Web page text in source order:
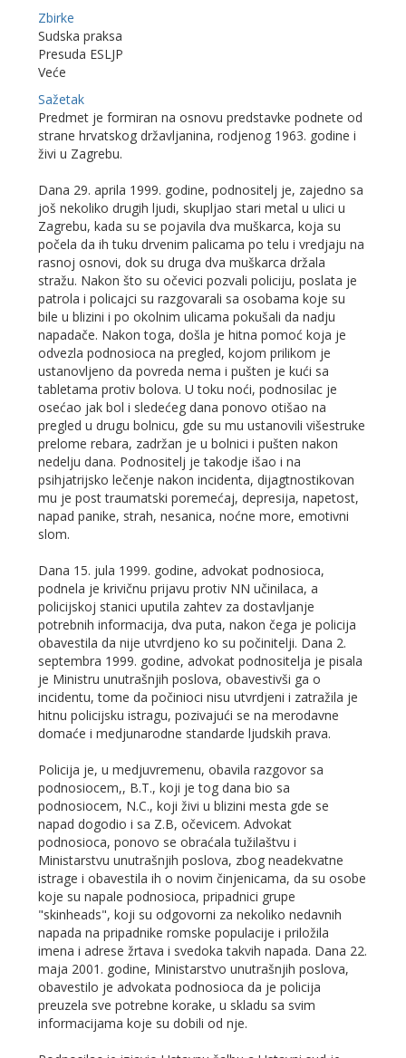
Zbirke
Sudska praksa
Presuda ESLJP
Veće
Sažetak
Predmet je formiran na osnovu predstavke podnete od
strane hrvatskog državljanina, rodjenog 1963. godine i
živi u Zagrebu.
Dana 29. aprila 1999. godine, podnositelj je, zajedno sa
još nekoliko drugih ljudi, skupljao stari metal u ulici u
Zagrebu, kada su se pojavila dva muškarca, koja su
počela da ih tuku drvenim palicama po telu i vredjaju na
rasnoj osnovi, dok su druga dva muškarca držala
stražu. Nakon što su očevici pozvali policiju, poslata je
patrola i policajci su razgovarali sa osobama koje su
bile u blizini i po okolnim ulicama pokušali da nadju
napadače. Nakon toga, došla je hitna pomoć koja je
odvezla podnosioca na pregled, kojom prilikom je
ustanovljeno da povreda nema i pušten je kući sa
tabletama protiv bolova. U toku noći, podnosilac je
osećao jak bol i sledećeg dana ponovo otišao na
pregled u drugu bolnicu, gde su mu ustanovili višestruke
prelome rebara, zadržan je u bolnici i pušten nakon
nedelju dana. Podnositelj je takodje išao i na
psihjatrijsko lečenje nakon incidenta, dijagtnostikovan
mu je post traumatski poremećaj, depresija, napetost,
napad panike, strah, nesanica, noćne more, emotivni
slom.
Dana 15. jula 1999. godine, advokat podnosioca,
podnela je krivičnu prijavu protiv NN učinilaca, a
policijskoj stanici uputila zahtev za dostavljanje
potrebnih informacija, dva puta, nakon čega je policija
obavestila da nije utvrdjeno ko su počinitelji. Dana 2.
septembra 1999. godine, advokat podnositelja je pisala
je Ministru unutrašnjih poslova, obavestivši ga o
incidentu, tome da počinioci nisu utvrdjeni i zatražila je
hitnu policijsku istragu, pozivajući se na merodavne
domaće i medjunarodne standarde ljudskih prava.
Policija je, u medjuvremenu, obavila razgovor sa
podnosiocem,, B.T., koji je tog dana bio sa
podnosiocem, N.C., koji živi u blizini mesta gde se
napad dogodio i sa Z.B, očevicem. Advokat
podnosioca, ponovo se obraćala tužilaštvu i
Ministarstvu unutrašnjih poslova, zbog neadekvatne
istrage i obavestila ih o novim činjenicama, da su osobe
koje su napale podnosioca, pripadnici grupe
"skinheads", koji su odgovorni za nekoliko nedavnih
napada na pripadnike romske populacije i priložila
imena i adrese žrtava i svedoka takvih napada. Dana 22.
maja 2001. godine, Ministarstvo unutrašnjih poslova,
obavestilo je advokata podnosioca da je policija
preuzela sve potrebne korake, u skladu sa svim
informacijama koje su dobili od nje.